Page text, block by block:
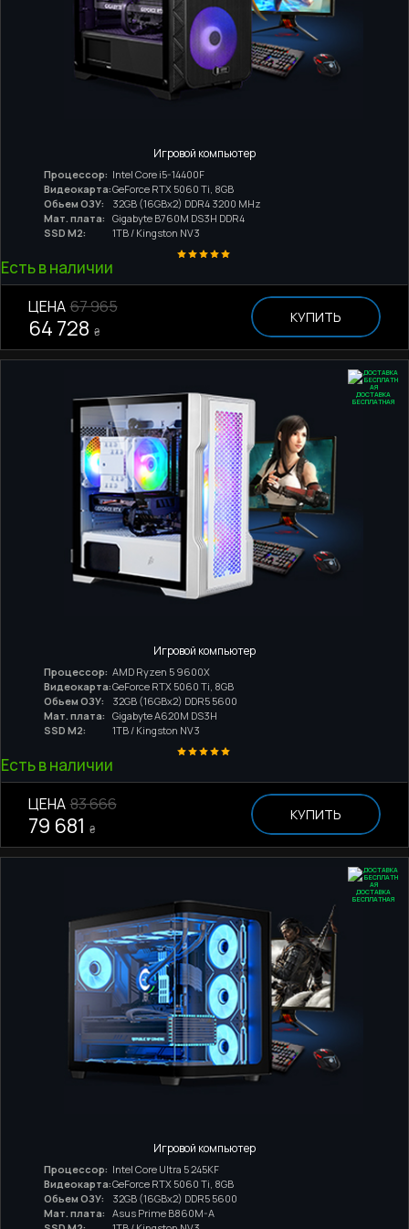
Игровой компьютер
Процессор: Intel Core i5-14400F
Видеокарта:GeForce RTX 5060 Ti, 8GB
Обьем ОЗУ:
32GB (16GBx2) DDR4 3200 MHz
Мат. плата:
Gigabyte B760M DS3H DDR4
SSD M2:
1TB / Kingston NV3
Есть в наличии
ЦЕНА 67 965
64 728 ₴
КУПИТЬ
ДОСТАВКА
БЕСПЛАТНАЯ
Игровой компьютер
Процессор: AMD Ryzen 5 9600X
Видеокарта:GeForce RTX 5060 Ti, 8GB
Обьем ОЗУ:
32GB (16GBx2) DDR5 5600
Мат. плата:
Gigabyte A620M DS3H
SSD M2:
1TB / Kingston NV3
Есть в наличии
ЦЕНА 83 666
79 681 ₴
КУПИТЬ
ДОСТАВКА
БЕСПЛАТНАЯ
Игровой компьютер
Процессор: Intel Core Ultra 5 245KF
Видеокарта:GeForce RTX 5060 Ti, 8GB
Обьем ОЗУ:
32GB (16GBx2) DDR5 5600
Мат. плата:
Asus Prime B860M-A